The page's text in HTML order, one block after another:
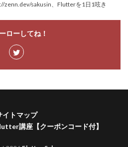
zenn.dev/sakusin、Flutterを1日1呟き
ローしてね！
イトマップ
講座【クーポンコード付】